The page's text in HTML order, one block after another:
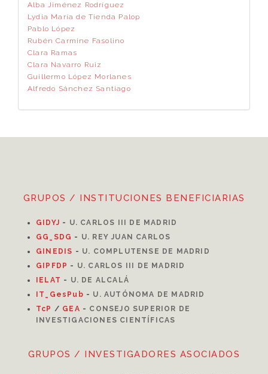
Alba Jiménez Rodríguez
Lydia María de Tienda Palop
Pablo López
Rubén Carmine Fasolino
Clara Ramas
Clara Navarro Ruiz
Guillermo López Morlanes
Alfredo Sánchez Santiago
GRUPOS / INSTITUCIONES BENEFICIARIAS
GIDYJ - U. CARLOS III DE MADRID
GG_SDG - U. REY JUAN CARLOS
GINEDIS - U. COMPLUTENSE DE MADRID
GIPFDP - U. CARLOS III DE MADRID
ELAT - U. DE ALCALÁ
IT_GesPub - U. AUTÓNOMA DE MADRID
TcP / GEA - CONSEJO SUPERIOR DE
INVESTIGACIONES CIENTÍFICAS
GRUPOS / INVESTIGADORES ASOCIADOS